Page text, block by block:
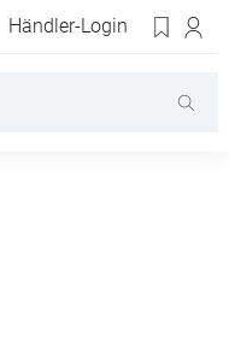
Händler-Login